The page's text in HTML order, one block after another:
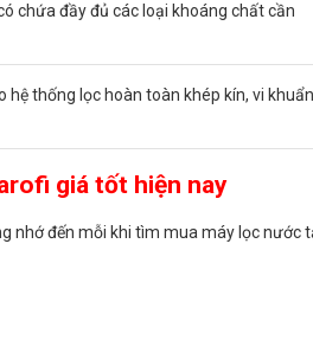
chứa đầy đủ các loại khoáng chất cần
hệ thống lọc hoàn toàn khép kín, vi khuẩn
giá tốt hiện nay
nhớ đến mỗi khi tìm mua máy lọc